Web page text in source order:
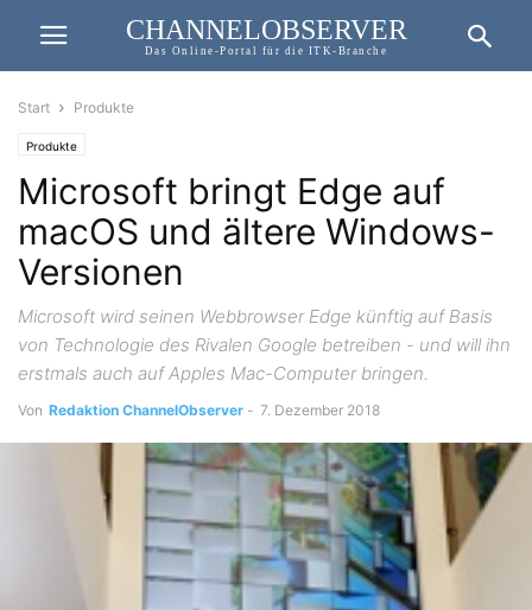
CHANNELOBSERVER
Das Online-Portal für die ITK-Branche
Start Produkte
Produkte
Microsoft bringt Edge auf
macOS und ältere Windows-
Versionen
Microsoft wird seinen Webbrowser Edge künftig auf Basis
von Technologie des Rivalen Google betreiben - und will ihn
erstmals auch auf Apples Mac-Computer bringen.
Von Redaktion ChannelObserver - 7. Dezember 2018